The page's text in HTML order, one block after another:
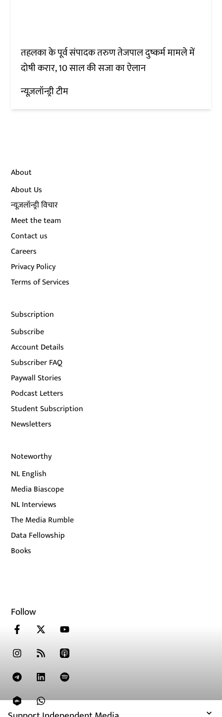
तहलका के पूर्व संपादक तरुण तेजपाल दुष्कर्म मामले में
दोषी करार, 10 साल की सजा का ऐलान
न्यूज़लॉन्ड्री टीम
About
About Us
न्यूज़लॉन्ड्री विचार
Meet the team
Contact us
Careers
Privacy Policy
Terms of Services
Subscription
Subscribe
Account Details
Subscriber FAQ
Paywall Stories
Podcast Letters
Student Subscription
Newsletters
Noteworthy
NL English
Media Biascope
NL Interviews
The Media Rumble
Data Fellowship
Books
Follow